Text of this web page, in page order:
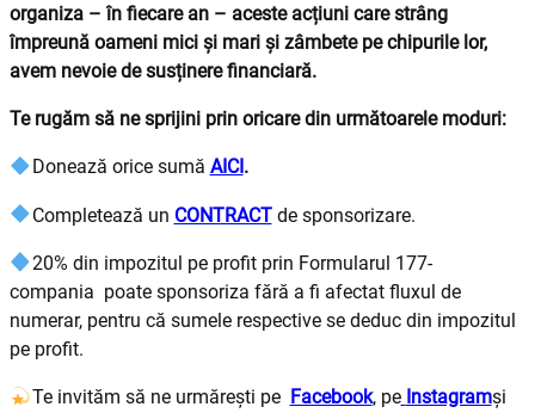
organiza – în fiecare an – aceste acțiuni care strâng
împreună oameni mici și mari și zâmbete pe chipurile lor,
avem nevoie de susținere financiară.
Te rugăm să ne sprijini prin oricare din următoarele moduri:
Donează orice sumă AICI .
Completează un CONTRACTde sponsorizare.
20% din impozitul pe profit prin Formularul 177-
compania poate sponsoriza fără a fi afectat fluxul de
numerar, pentru că sumele respective se deduc din impozitul
pe profit.
Te invităm să ne urmărești pe Facebook, pe Instagramși